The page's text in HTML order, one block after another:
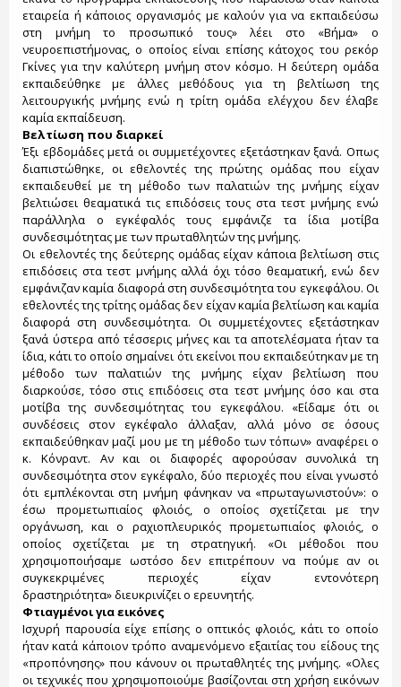
εταιρεία ή κάποιος οργανισμός με καλούν για να εκπαιδεύσω
στη μνήμη το προσωπικό τους» λέει στο «Βήμα» ο
νευροεπιστήμονας, ο οποίος είναι επίσης κάτοχος του ρεκόρ
Γκίνες για την καλύτερη μνήμη στον κόσμο. Η δεύτερη ομάδα
εκπαιδεύθηκε με άλλες μεθόδους για τη βελτίωση της
λειτουργικής μνήμης ενώ η τρίτη ομάδα ελέγχου δεν έλαβε
καμία εκπαίδευση.
Βελτίωση που διαρκεί
Έξι εβδομάδες μετά οι συμμετέχοντες εξετάστηκαν ξανά. Οπως
διαπιστώθηκε, οι εθελοντές της πρώτης ομάδας που είχαν
εκπαιδευθεί με τη μέθοδο των παλατιών της μνήμης είχαν
βελτιώσει θεαματικά τις επιδόσεις τους στα τεστ μνήμης ενώ
παράλληλα ο εγκέφαλός τους εμφάνιζε τα ίδια μοτίβα
συνδεσιμότητας με των πρωταθλητών της μνήμης.
Οι εθελοντές της δεύτερης ομάδας είχαν κάποια βελτίωση στις
επιδόσεις στα τεστ μνήμης αλλά όχι τόσο θεαματική, ενώ δεν
εμφάνιζαν καμία διαφορά στη συνδεσιμότητα του εγκεφάλου. Οι
εθελοντές της τρίτης ομάδας δεν είχαν καμία βελτίωση και καμία
διαφορά στη συνδεσιμότητα. Οι συμμετέχοντες εξετάστηκαν
ξανά ύστερα από τέσσερις μήνες και τα αποτελέσματα ήταν τα
ίδια, κάτι το οποίο σημαίνει ότι εκείνοι που εκπαιδεύτηκαν με τη
μέθοδο των παλατιών της μνήμης είχαν βελτίωση που
διαρκούσε, τόσο στις επιδόσεις στα τεστ μνήμης όσο και στα
μοτίβα της συνδεσιμότητας του εγκεφάλου. «Είδαμε ότι οι
συνδέσεις στον εγκέφαλο άλλαξαν, αλλά μόνο σε όσους
εκπαιδεύθηκαν μαζί μου με τη μέθοδο των τόπων» αναφέρει ο
κ. Κόνραντ. Αν και οι διαφορές αφορούσαν συνολικά τη
συνδεσιμότητα στον εγκέφαλο, δύο περιοχές που είναι γνωστό
ότι εμπλέκονται στη μνήμη φάνηκαν να «πρωταγωνιστούν»: ο
έσω προμετωπιαίος φλοιός, ο οποίος σχετίζεται με την
οργάνωση, και ο ραχιοπλευρικός προμετωπιαίος φλοιός, ο
οποίος σχετίζεται με τη στρατηγική. «Οι μέθοδοι που
χρησιμοποιήσαμε ωστόσο δεν επιτρέπουν να πούμε αν οι
συγκεκριμένες περιοχές είχαν εντονότερη
δραστηριότητα» διευκρινίζει ο ερευνητής.
Φτιαγμένοι για εικόνες
Ισχυρή παρουσία είχε επίσης ο οπτικός φλοιός, κάτι το οποίο
ήταν κατά κάποιον τρόπο αναμενόμενο εξαιτίας του είδους της
«προπόνησης» που κάνουν οι πρωταθλητές της μνήμης. «Ολες
οι τεχνικές που χρησιμοποιούμε βασίζονται στη χρήση εικόνων